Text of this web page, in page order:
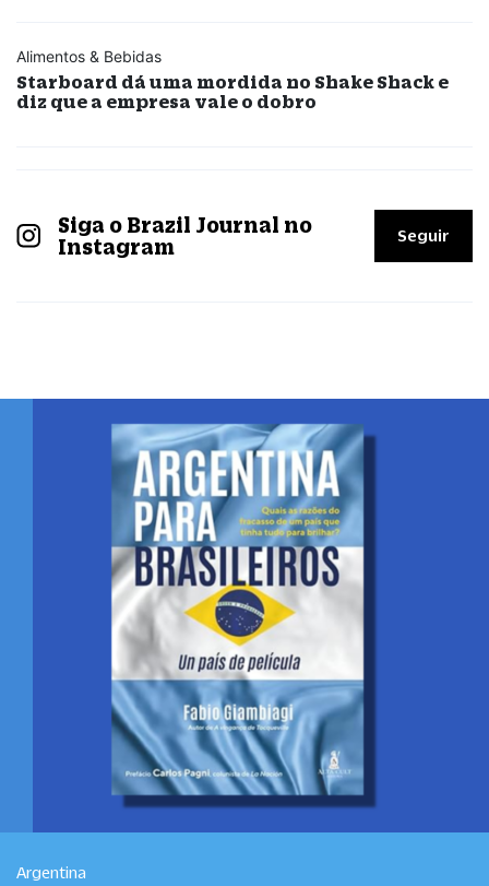
Alimentos & Bebidas
Starboard dá uma mordida no Shake Shack e
diz que a empresa vale o dobro
Siga o Brazil Journal no
Instagram
Seguir
Argentina